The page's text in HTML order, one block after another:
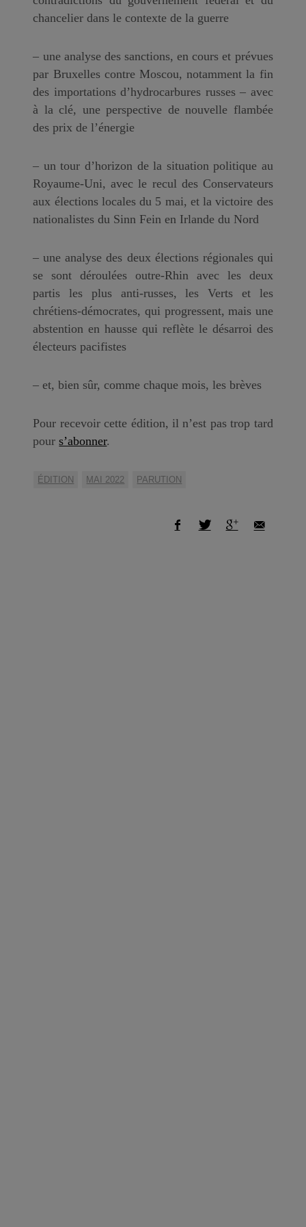
chancelier dans le contexte de la guerre
– une analyse des sanctions, en cours et prévues
par Bruxelles contre Moscou, notamment la fin
des importations d’hydrocarbures russes – avec
à la clé, une perspective de nouvelle flambée
des prix de l’énergie
– un tour d’horizon de la situation politique au
Royaume-Uni, avec le recul des Conservateurs
aux élections locales du 5 mai, et la victoire des
nationalistes du Sinn Fein en Irlande du Nord
– une analyse des deux élections régionales qui
se sont déroulées outre-Rhin avec les deux
partis les plus anti-russes, les Verts et les
chrétiens-démocrates, qui progressent, mais une
abstention en hausse qui reflète le désarroi des
électeurs pacifistes
– et, bien sûr, comme chaque mois, les brèves
Pour recevoir cette édition, il n’est pas trop tard
pours’abonner.
ÉDITION MAI 2022 PARUTION